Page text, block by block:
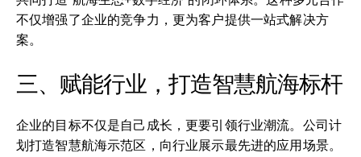
不仅增强了企业的竞争力，更为客户提供一站式解决方
案。
三、赋能行业，打造智慧航海标杆
企业的目标不仅是自己成长，更要引领行业潮流。公司计
划打造智慧航海示范区，向行业展示最先进的应用场景。